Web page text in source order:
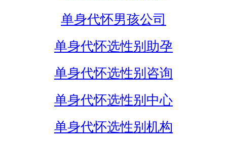
单身代怀男孩公司
单身代怀选性别助孕
单身代怀选性别咨询
单身代怀选性别中心
单身代怀选性别机构